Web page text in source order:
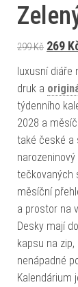
299Kč 269
luxusní diáře
druk a
týdenního
2028 a
také české a
tečkovaných
měsíční
a prostor na
Desky mají
kapsu na
nenápadné
Kalendárium